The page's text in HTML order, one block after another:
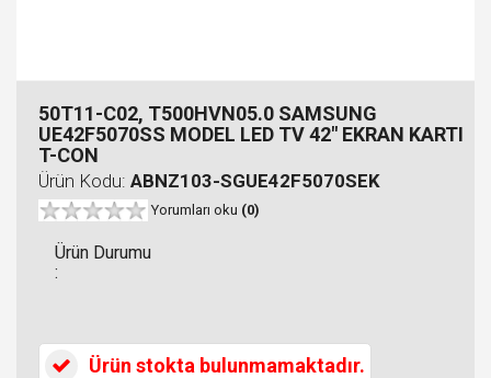
50T11-C02, T500HVN05.0 SAMSUNG
UE42F5070SS MODEL LED TV 42" EKRAN KARTI
T-CON
Ürün Kodu: ABNZ103-SGUE42F5070SEK
Yorumları oku (0)
Ürün Durumu
:
Ürün stokta bulunmamaktadır.